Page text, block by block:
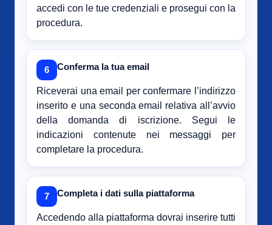
accedi con le tue credenziali e prosegui con la
procedura.
6 Conferma la tua email
Riceverai una email per confermare l’indirizzo
inserito e una seconda email relativa all’avvio
della domanda di iscrizione. Segui le
indicazioni contenute nei messaggi per
completare la procedura.
7 Completa i dati sulla piattaforma
Accedendo alla piattaforma dovrai inserire tutti